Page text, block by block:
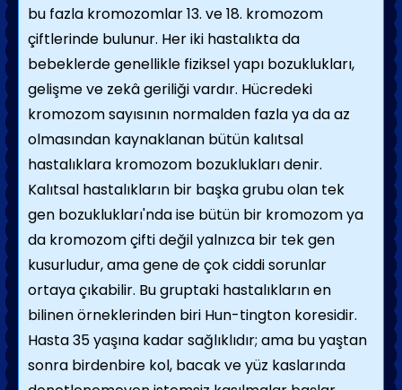
bu fazla kromo­zomlar 13. ve 18. kromozom
çiftlerinde bulu­nur. Her iki hastalıkta da
bebeklerde genel­likle fiziksel yapı bozuklukları,
gelişme ve zekâ geriliği vardır. Hücredeki
kromozom sayısının normalden fazla ya da az
olmasından kaynaklanan bütün kalıtsal
hastalıklara kro­mozom bozuklukları denir.
Kalıtsal hastalıkların bir başka grubu olan tek
gen bozuklukları'nda ise bütün bir kromo­zom ya
da kromozom çifti değil yalnızca bir tek gen
kusurludur, ama gene de çok ciddi sorunlar
ortaya çıkabilir. Bu gruptaki hasta­lıkların en
bilinen örneklerinden biri Hun-tington koresidir.
Hasta 35 yaşına kadar sağlıklıdır; ama bu yaştan
sonra birdenbire kol, bacak ve yüz kaslarında